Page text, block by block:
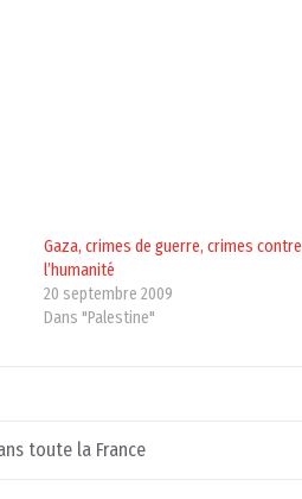
Gaza, crimes de guerre, crimes contre
l’humanité
20 septembre 2009
Dans "Palestine"
toute la France